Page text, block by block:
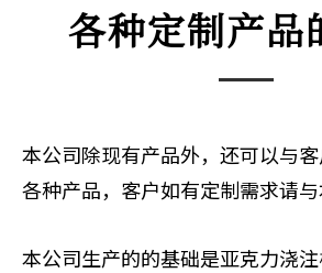
各种定制产品
本公司除现有产品外，还可以与
各种产品，客户如有定制需求请与
本公司生产的的基础是亚克力浇